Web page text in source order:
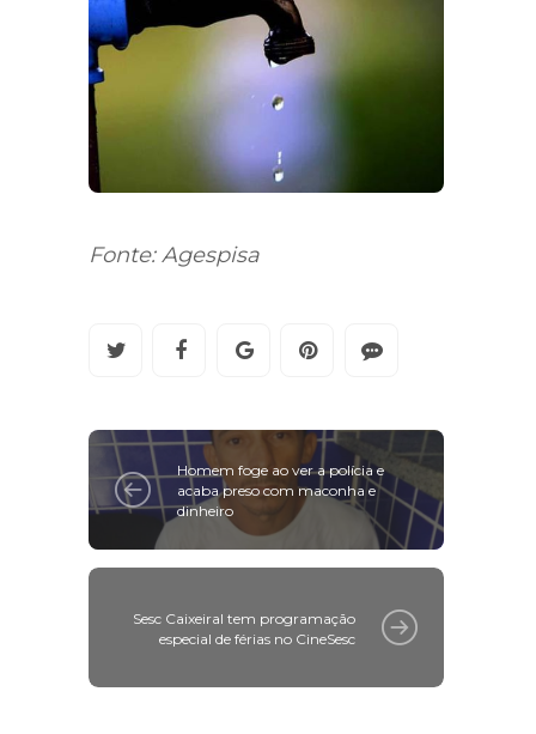
Fonte: Agespisa
Homem foge ao ver a polícia e
acaba preso com maconha e
dinheiro
Sesc Caixeiral tem programação
especial de férias no CineSesc